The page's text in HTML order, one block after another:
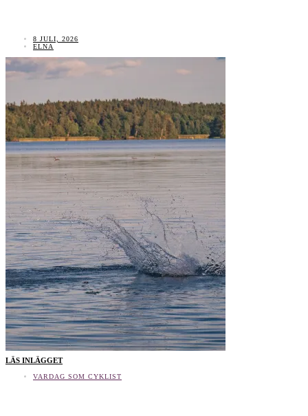
8 JULI, 2026
ELNA
LÄS INLÄGGET
VARDAG SOM CYKLIST